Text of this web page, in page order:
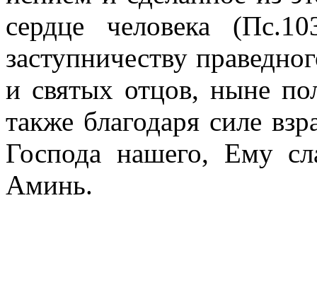
сердце человека
заступничеству
и святых отцов, ныне
также благодаря силе
Господа нашего, Ему
Аминь.